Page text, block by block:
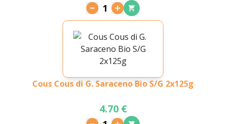
1
Cous Cous di G. Saraceno Bio S/G 2x125g
4.70 €